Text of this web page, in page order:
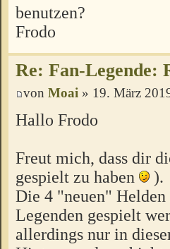
benutzen?
Frodo
Re: Fan-Legende:
von Moai » 19. März
Hallo Frodo
Freut mich, dass dir
gespielt zu haben
).
Die 4 "neuen"
Legenden gespielt
allerdings nur in